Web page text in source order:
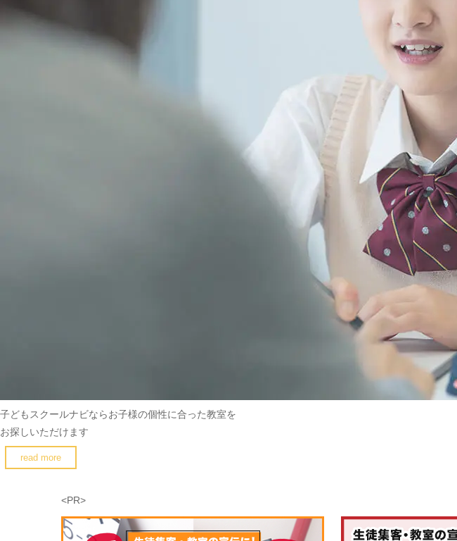
子どもスクールナビならお子様の個性に合った教室を
お探しいただけます
read more
<PR>